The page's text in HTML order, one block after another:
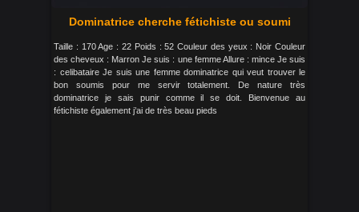
Dominatrice cherche fétichiste ou soumi
Taille : 170 Age : 22 Poids : 52 Couleur des yeux : Noir Couleur
des cheveux : Marron Je suis : une femme Allure : mince Je suis
: celibataire Je suis une femme dominatrice qui veut trouver le
bon soumis pour me servir totalement. De nature très
dominatrice je sais punir comme il se doit. Bienvenue au
fétichiste également j’ai de très beau pieds